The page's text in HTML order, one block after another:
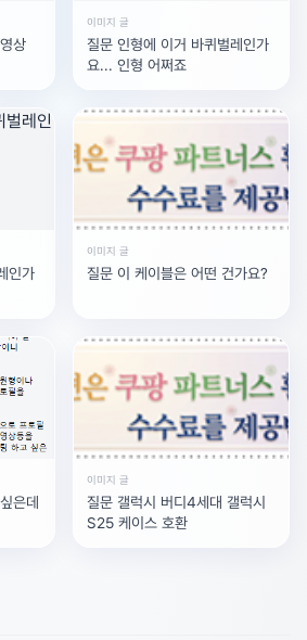
이미지 글
질문 인형에 이거 바퀴벌레인가
요... 인형 어쩌죠
이미지 글
질문 이 케이블은 어떤 건가요?
이미지 글
질문 갤럭시 버디4세대 갤럭시
S25 케이스 호환